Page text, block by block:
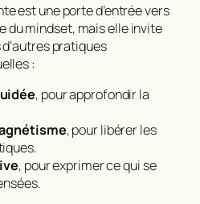
est une porte d’entrée vers
du mindset, mais elle invite
pratiques
:
, pour approfondir la
, pour libérer les
, pour exprimer ce qui se